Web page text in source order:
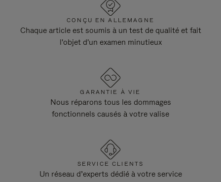
CONÇU EN ALLEMAGNE
Chaque article est soumis à un test de qualité et fait
l'objet d'un examen minutieux
GARANTIE À VIE
Nous réparons tous les dommages
fonctionnels causés à votre valise
SERVICE CLIENTS
Un réseau d’experts dédié à votre service